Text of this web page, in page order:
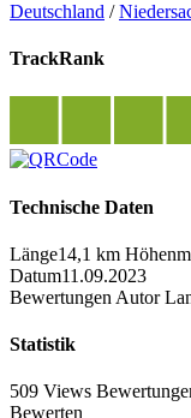
Deutschland /
TrackRank
Technische Daten
Länge14,1 km
Datum11.09.2023
Bewertungen Autor
Statistik
509 Views
Bewerten